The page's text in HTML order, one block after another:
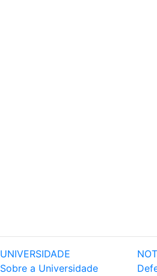
UNIVERSIDADE
Sobre a Universidade